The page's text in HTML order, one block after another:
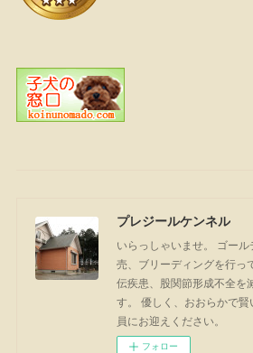
プレジールケンネル
いらっしゃいませ。 ゴー
売、ブリーディングを行っ
伝疾患、股関節形成不全を
す。 優しく、おおらかで
員にお迎えください。
フォロー